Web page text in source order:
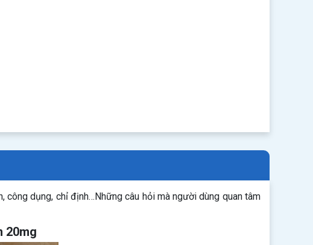
dụng, chỉ định…Những câu hỏi mà người dùng quan tâm
20mg